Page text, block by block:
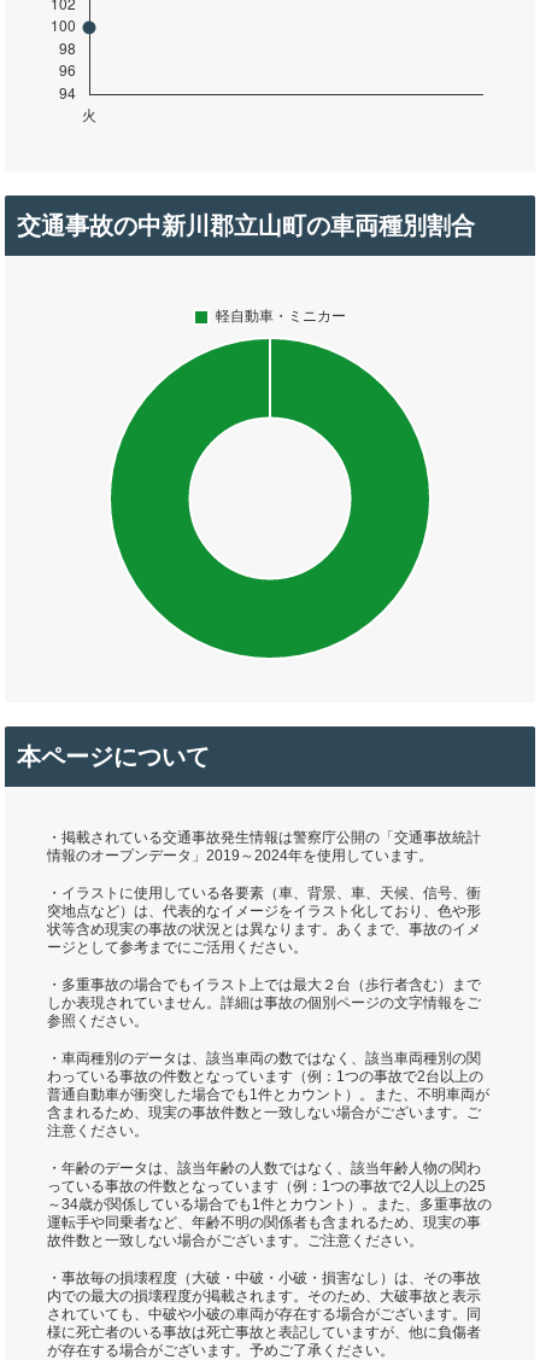
交通事故の中新川郡立山町の車両種別割合
本ページについて
・掲載されている交通事故発生情報は警察庁公開の「交通事故統計
情報のオープンデータ」2019～2024年を使用しています。
・イラストに使用している各要素（車、背景、車、天候、信号、衝
突地点など）は、代表的なイメージをイラスト化しており、色や形
状等含め現実の事故の状況とは異なります。あくまで、事故のイメ
ージとして参考までにご活用ください。
・多重事故の場合でもイラスト上では最大２台（歩行者含む）まで
しか表現されていません。詳細は事故の個別ページの文字情報をご
参照ください。
・車両種別のデータは、該当車両の数ではなく、該当車両種別の関
わっている事故の件数となっています（例：1つの事故で2台以上の
普通自動車が衝突した場合でも1件とカウント）。また、不明車両が
含まれるため、現実の事故件数と一致しない場合がございます。ご
注意ください。
・年齢のデータは、該当年齢の人数ではなく、該当年齢人物の関わ
っている事故の件数となっています（例：1つの事故で2人以上の25
～34歳が関係している場合でも1件とカウント）。また、多重事故の
運転手や同乗者など、年齢不明の関係者も含まれるため、現実の事
故件数と一致しない場合がございます。ご注意ください。
・事故毎の損壊程度（大破・中破・小破・損害なし）は、その事故
内での最大の損壊程度が掲載されます。そのため、大破事故と表示
されていても、中破や小破の車両が存在する場合がございます。同
様に死亡者のいる事故は死亡事故と表記していますが、他に負傷者
が存在する場合がございます。予めご了承ください。